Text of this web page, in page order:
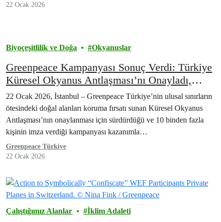
22 Ocak 2026
Biyoçeşitlilik ve Doğa Okyanuslar
Greenpeace Kampanyası Sonuç Verdi: Türkiye
Küresel Okyanus Antlaşması’nı Onayladı,
Antlaşma Yürürlükte
22 Ocak 2026, İstanbul – Greenpeace Türkiye’nin ulusal sınırların
ötesindeki doğal alanları koruma fırsatı sunan Küresel Okyanus
Antlaşması’nın onaylanması için sürdürdüğü ve 10 binden fazla
kişinin imza verdiği kampanyası kazanımla…
Greenpeace Türkiye
22 Ocak 2026
Çalıştığımız Alanlar İklim Adaleti